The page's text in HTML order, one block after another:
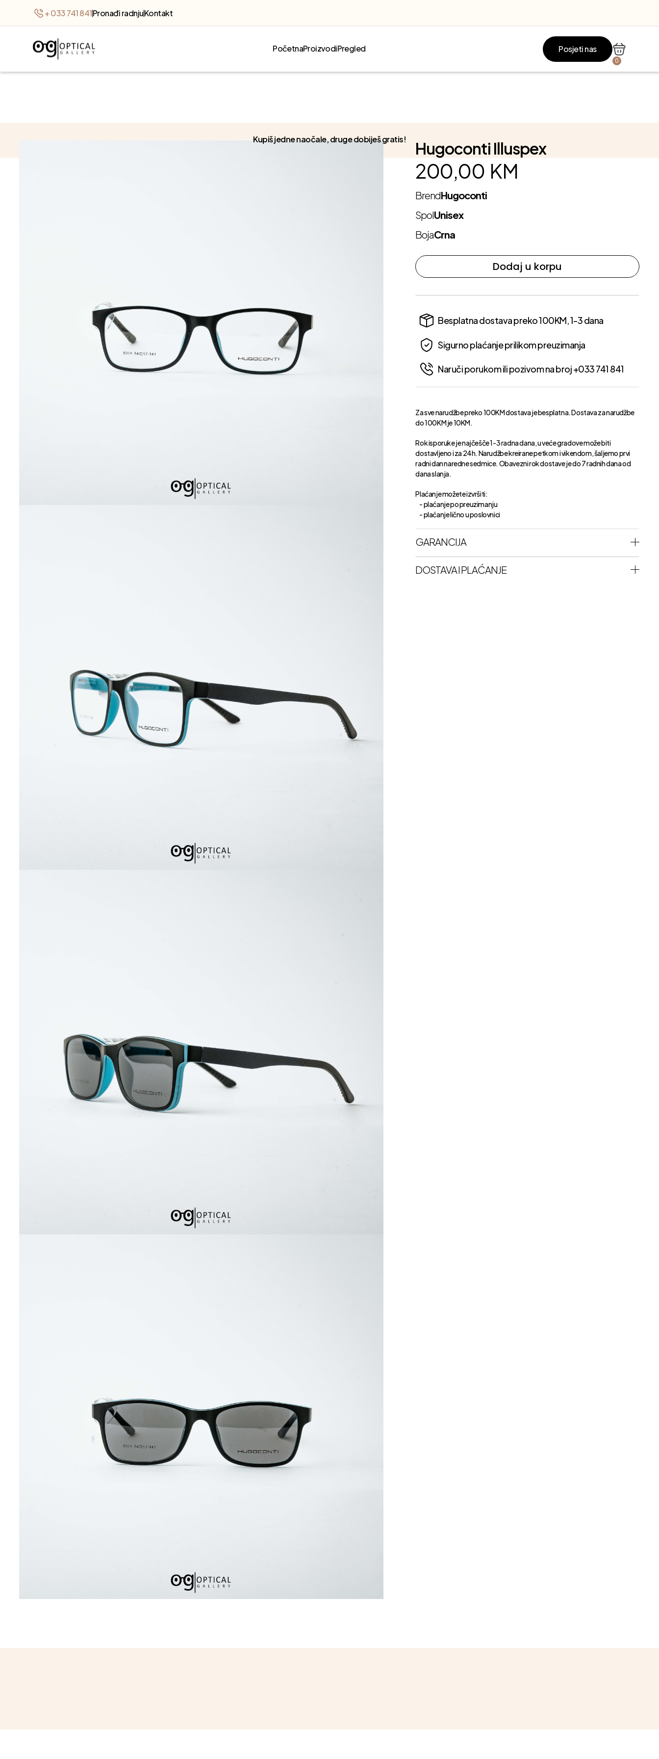
+ 033 741 841Pronađi radnjuKontakt
PočetnaProizvodiPregled Posjeti nas
0
Kupiš jedne naočale, druge dobiješ gratis! Hugoconti Illuspex
200,00 KM
BrendHugoconti
SpolUnisex
BojaCrna
Dodaj u korpu
Besplatna dostava preko 100KM, 1-3 dana
Sigurno plaćanje prilikom preuzimanja
Naruči porukom ili pozivom na broj +033 741 841
Za sve narudžbe preko 100KM dostava je besplatna. Dostava za narudžbe
do 100KM je 10KM.
Rok isporuke je najčešče 1-3 radna dana, u veće gradove može biti
dostavljeno i za 24h. Narudžbe kreirane petkom i vikendom, šaljemo prvi
radni dan naredne sedmice. Obavezni rok dostave je do 7 radnih dana od
dana slanja.
Plaćanje možete izvršiti:
- plaćanje po preuzimanju
- plaćanje lično u poslovnici
GARANCIJA
DOSTAVA I PLAĆANJE